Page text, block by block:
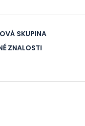
SKUPINA
ZNALOSTI